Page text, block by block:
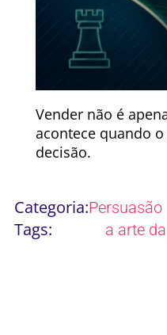
Vender não é
acontece quando
decisão.
Categoria:Persuasão
Tags: a arte